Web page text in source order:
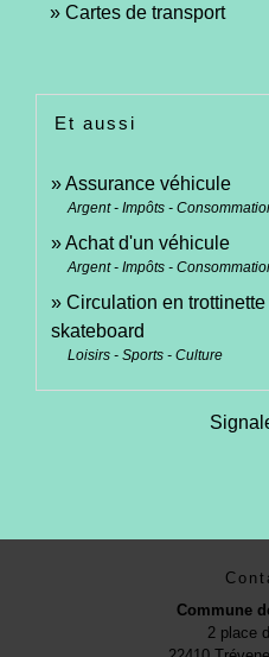
Cartes de transport
Et aussi
Assurance véhicule
Argent - Impôts -
Achat d'un véhicule
Argent - Impôts -
Circulation en
skateboard
Loisirs - Sports - Culture
Commune
2 place